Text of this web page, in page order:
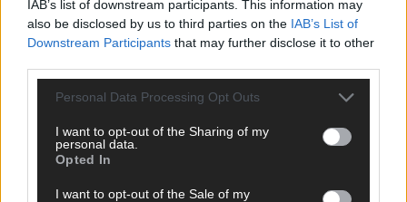
IAB’s list of downstream participants. This information may
also be disclosed by us to third parties on the IAB’s List of
Downstream Participants that may further disclose it to other
Personal Data Processing Opt Outs
I want to opt-out of the Sharing of my
personal data.
Opted In
I want to opt-out of the Sale of my